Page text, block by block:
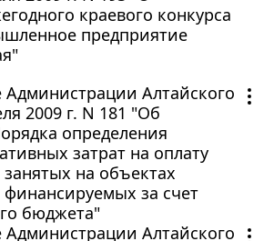
краевого конкурса
предприятие
Администрации Алтайского
2009 г. N 181 "Об
определения
затрат на оплату
на объектах
финансируемых за счет
бюджета"
Администрации Алтайского